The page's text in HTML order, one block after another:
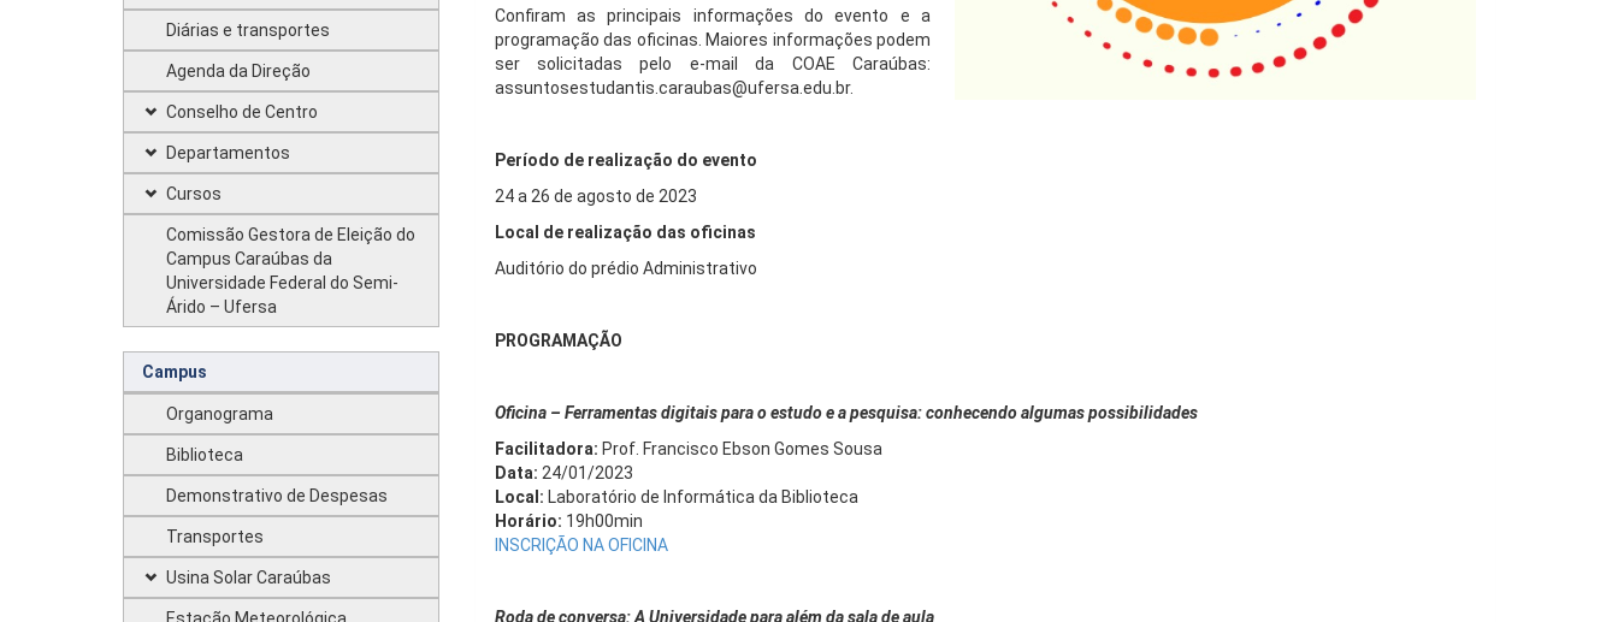
Diárias e transportes
Agenda da Direção
Conselho de Centro
Departamentos
Cursos
Comissão Gestora de Eleição do
Campus Caraúbas da
Universidade Federal do Semi-
Árido – Ufersa
Campus
Organograma
Biblioteca
Demonstrativo de Despesas
Transportes
Usina Solar Caraúbas
Confiram as principais informações do evento e a
programação das oficinas. Maiores informações podem
ser solicitadas pelo e-mail da COAE Caraúbas:
assuntosestudantis.caraubas@ufersa.edu.br.
Período de realização do evento
24 a 26 de agosto de 2023
Local de realização das oficinas
Auditório do prédio Administrativo
PROGRAMAÇÃO
Oficina – Ferramentas digitais para o estudo e a pesquisa: conhecendo algumas possibilidades
Facilitadora: Prof. Francisco Ebson Gomes Sousa
Data: 24/01/2023
Local: Laboratório de Informática da Biblioteca
Horário: 19h00min
INSCRIÇÃO NA OFICINA
Roda de conversa: A Universidade para além da sala de aula